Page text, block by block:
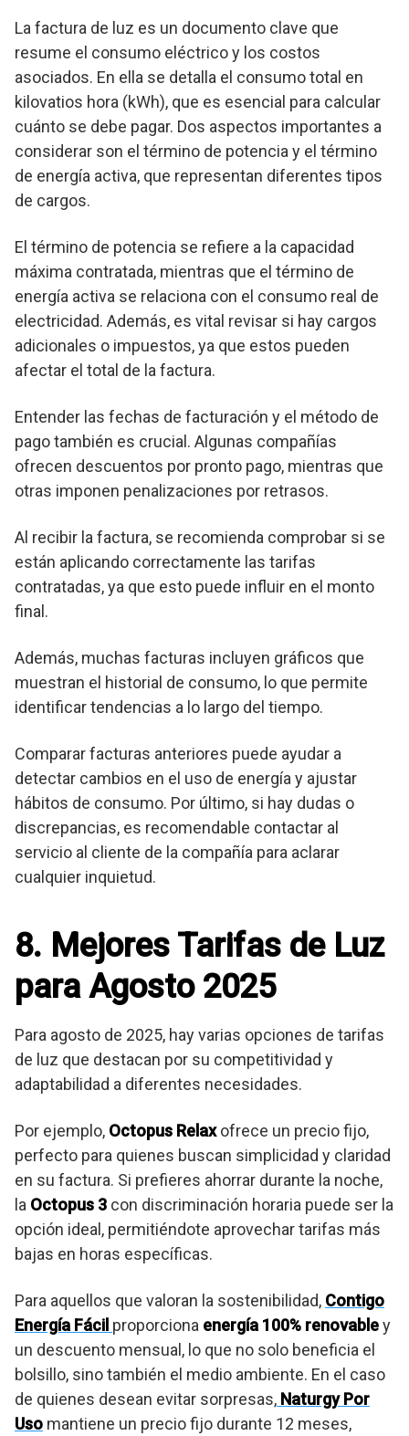
La factura de luz es un documento clave que
resume el consumo eléctrico y los costos
asociados. En ella se detalla el consumo total en
kilovatios hora (kWh), que es esencial para calcular
cuánto se debe pagar. Dos aspectos importantes a
considerar son el término de potencia y el término
de energía activa, que representan diferentes tipos
de cargos.
El término de potencia se refiere a la capacidad
máxima contratada, mientras que el término de
energía activa se relaciona con el consumo real de
electricidad. Además, es vital revisar si hay cargos
adicionales o impuestos, ya que estos pueden
afectar el total de la factura.
Entender las fechas de facturación y el método de
pago también es crucial. Algunas compañías
ofrecen descuentos por pronto pago, mientras que
otras imponen penalizaciones por retrasos.
Al recibir la factura, se recomienda comprobar si se
están aplicando correctamente las tarifas
contratadas, ya que esto puede influir en el monto
final.
Además, muchas facturas incluyen gráficos que
muestran el historial de consumo, lo que permite
identificar tendencias a lo largo del tiempo.
Comparar facturas anteriores puede ayudar a
detectar cambios en el uso de energía y ajustar
hábitos de consumo. Por último, si hay dudas o
discrepancias, es recomendable contactar al
servicio al cliente de la compañía para aclarar
cualquier inquietud.
8. Mejores Tarifas de Luz
para Agosto 2025
Para agosto de 2025, hay varias opciones de tarifas
de luz que destacan por su competitividad y
adaptabilidad a diferentes necesidades.
Por ejemplo, Octopus Relaxofrece un precio fijo,
perfecto para quienes buscan simplicidad y claridad
en su factura. Si prefieres ahorrar durante la noche,
la Octopus 3 con discriminación horaria puede ser la
opción ideal, permitiéndote aprovechar tarifas más
bajas en horas específicas.
Para aquellos que valoran la sostenibilidad, Contigo
Energía Fácil proporciona energía 100% renovabley
un descuento mensual, lo que no solo beneficia el
bolsillo, sino también el medio ambiente. En el caso
de quienes desean evitar sorpresas, Naturgy Por
Uso mantiene un precio fijo durante 12 meses,